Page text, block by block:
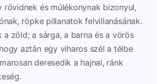
rövidnek és múlékonynak bizonyul,
röpke pillanatok felvillanásának.
a zöld; a sárga, a barna és a vörös
aztán egy viharos szél a télbe
deresedik a hajnal, ránk